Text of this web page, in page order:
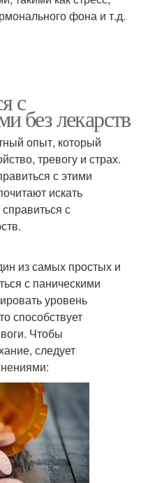
фона и т.д.
с
без лекарств
опыт, который
тревогу и страх.
с этими
искать
с
из самых простых и
с паническими
уровень
способствует
Чтобы
следует